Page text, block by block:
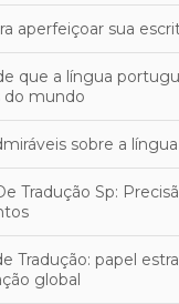
aperfeiçoar sua
que a língua
do mundo
sobre a
Tradução Sp:
Tradução: papel
global